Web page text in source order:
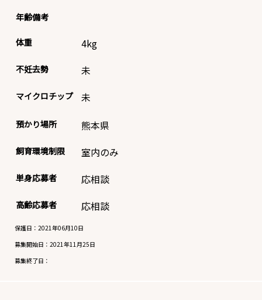
年齢備考
体重 4kg
不妊去勢 未
マイクロチップ 未
預かり場所 熊本県
飼育環境制限 室内のみ
単身応募者 応相談
高齢応募者 応相談
保護日：2021年06月10日
募集開始日： 2021年11月25日
募集終了日：